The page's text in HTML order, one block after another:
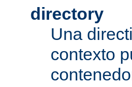
directory
Una
contexto